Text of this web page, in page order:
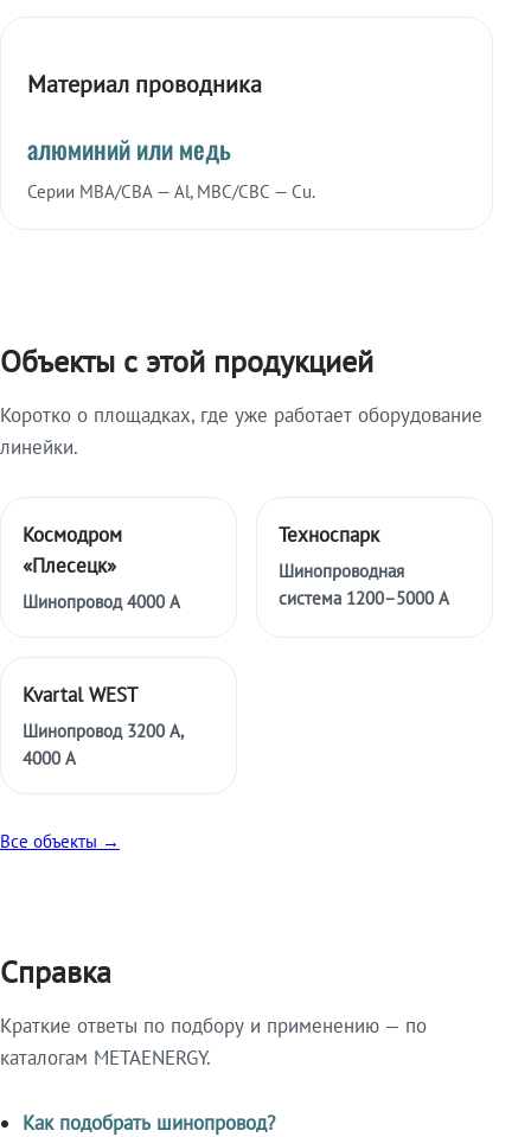
Материал проводника
алюминий или медь
Серии МВА/СВА — Al, МВС/СВС — Cu.
Объекты с этой продукцией
Коротко о площадках, где уже работает оборудование
линейки.
Космодром
«Плесецк»
Шинопровод 4000 А
Техноспарк
Шинопроводная
система 1200–5000 А
Kvartal WEST
Шинопровод 3200 А,
4000 А
Все объекты →
Справка
Краткие ответы по подбору и применению — по
каталогам METAENERGY.
Как подобрать шинопровод?